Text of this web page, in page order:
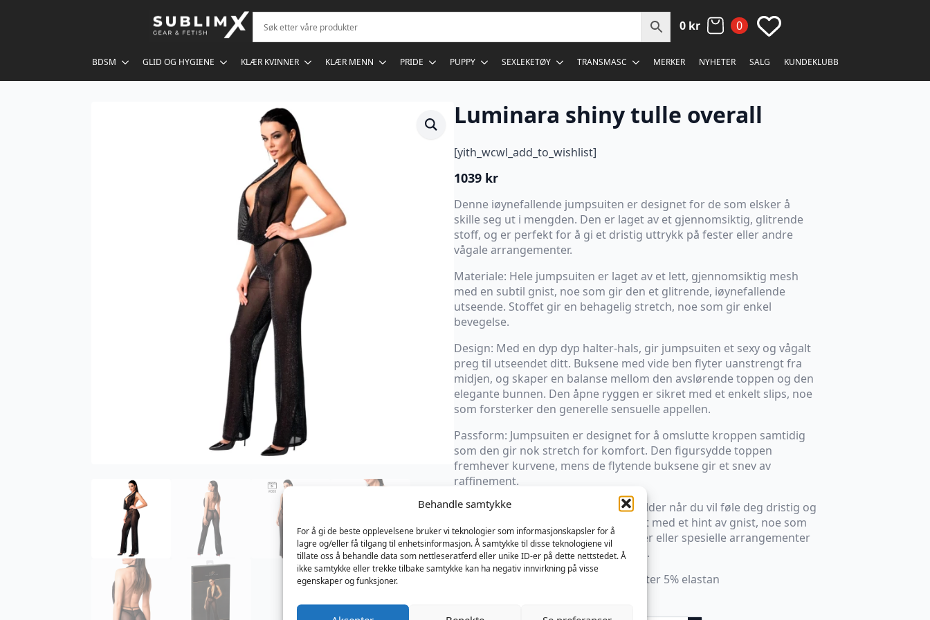
Behandle samtykke
For å gi de beste opplevelsene bruker vi teknologier som informasjonskapsler for å
lagre og/eller få tilgang til enhetsinformasjon. Å samtykke til disse teknologiene vil
tillate oss å behandle data som nettleseratferd eller unike ID-er på dette nettstedet. Å
ikke samtykke eller trekke tilbake samtykke kan ha negativ innvirkning på visse
egenskaper og funksjoner.
0 kr 0
BDSM GLID OG HYGIENE KLÆR KVINNER KLÆR MENN PRIDE PUPPY SEXLEKETØY TRANSMASC MERKER NYHETER SALG KUNDEKLUBB
Luminara shiny tulle overall
[yith_wcwl_add_to_wishlist]
1039 kr
Denne iøynefallende jumpsuiten er designet for de som elsker å
skille seg ut i mengden. Den er laget av et gjennomsiktig, glitrende
stoff, og er perfekt for å gi et dristig uttrykk på fester eller andre
vågale arrangementer.
Materiale: Hele jumpsuiten er laget av et lett, gjennomsiktig mesh
med en subtil gnist, noe som gir den et glitrende, iøynefallende
utseende. Stoffet gir en behagelig stretch, noe som gir enkel
bevegelse.
Design: Med en dyp dyp halter-hals, gir jumpsuiten et sexy og vågalt
preg til utseendet ditt. Buksene med vide ben flyter uanstrengt fra
midjen, og skaper en balanse mellom den avslørende toppen og den
elegante bunnen. Den åpne ryggen er sikret med et enkelt slips, noe
som forsterker den generelle sensuelle appellen.
Passform: Jumpsuiten er designet for å omslutte kroppen samtidig
som den gir nok stretch for komfort. Den figursydde toppen
fremhever kurvene, mens de flytende buksene gir et snev av
raffinement.
Denne jumpsuiten er perfekt for kvelder når du vil føle deg dristig og
glamorøs, og kombinerer sensualitet med et hint av gnist, noe som
gjør den ideell for fester, klubbkvelder eller spesielle arrangementer
der du vil ha alle øyne rettet mot deg.
Hovedstoff: 75% poliamid 20% poliester 5% elastan